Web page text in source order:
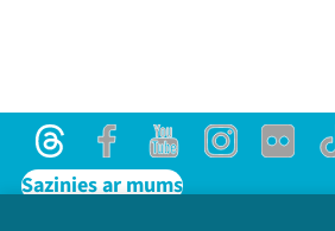
ThreadsFacebookYoutubeInstagram
Flick
Sazinies ar mums